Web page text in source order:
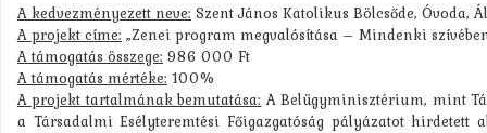
A kedvezményezett neve: Szent János Katolikus Bölcsőde, Óvoda,
A projekt címe: „Zenei program megvalósítása – Mindenki
A támogatás összege: 986 000 Ft
A támogatás mértéke: 100%
A projekt tartalmának bemutatása: A Belügyminisztérium, mint
a Társadalmi Esélyteremtési Főigazgatóság pályázatot